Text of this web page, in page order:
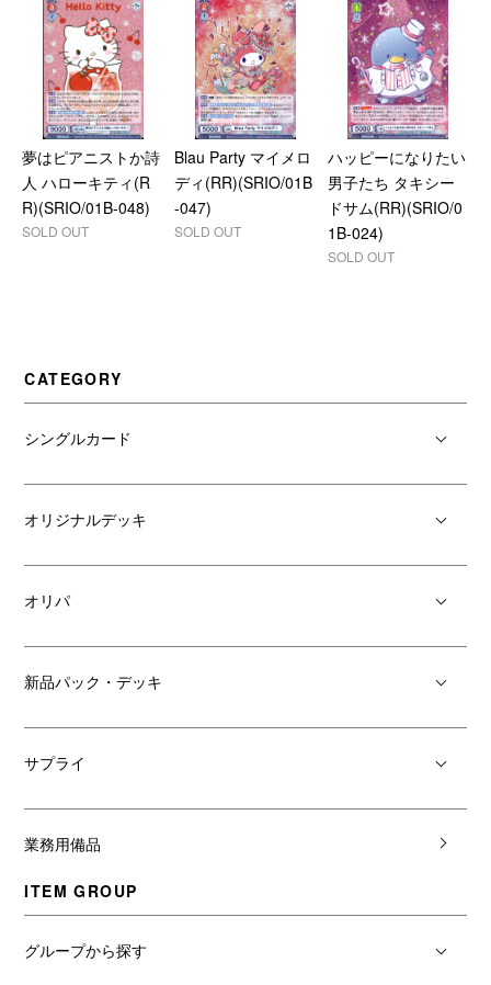
夢はピアニストか詩
人 ハローキティ(R
R)(SRIO/01B-048)
SOLD OUT
Blau Party マイメロ
ディ(RR)(SRIO/01B
-047)
SOLD OUT
ハッピーになりたい
男子たち タキシー
ドサム(RR)(SRIO/0
1B-024)
SOLD OUT
CATEGORY
シングルカード
オリジナルデッキ
オリパ
新品パック・デッキ
サプライ
業務用備品
ITEM GROUP
グループから探す